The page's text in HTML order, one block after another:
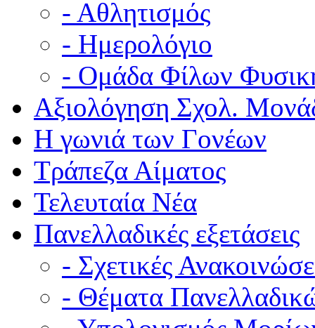
- Αθλητισμός
- Ημερολόγιο
- Ομάδα Φίλων
Αξιολόγηση Σχολ.
Η γωνιά των Γονέων
Τράπεζα Αίματος
Τελευταία Νέα
Πανελλαδικές εξετάσεις
- Σχετικές
- Θέματα